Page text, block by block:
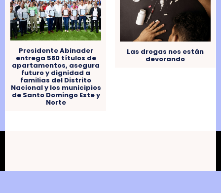
Presidente Abinader
entrega 580 títulos de
apartamentos, asegura
futuro y dignidad a
familias del Distrito
Nacional y los municipios
de Santo Domingo Este y
Norte
Las drogas nos están
devorando